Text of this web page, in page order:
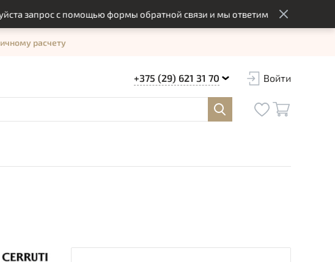
с помощью формы обратной связи и мы ответим вам в оптимальный
расчету
+375 (29) 621 31 70 Войти